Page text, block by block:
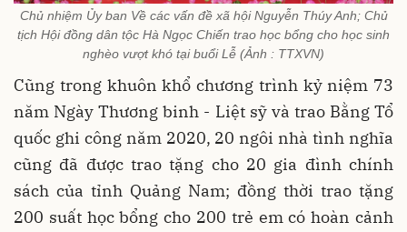
Chủ nhiệm Ủy ban Về các vấn đề xã hội Nguyễn Thúy Anh; Chủ
tịch Hội đồng dân tộc Hà Ngọc Chiến trao học bổng cho học sinh
nghèo vượt khó tại buổi Lễ (Ảnh : TTXVN)
Cũng trong khuôn khổ chương trình kỷ niệm 73
năm Ngày Thương binh - Liệt sỹ và trao Bằng Tổ
quốc ghi công năm 2020, 20 ngôi nhà tình nghĩa
cũng đã được trao tặng cho 20 gia đình chính
sách của tỉnh Quảng Nam; đồng thời trao tặng
200 suất học bổng cho 200 trẻ em có hoàn cảnh